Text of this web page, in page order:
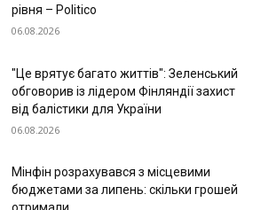
рівня – Politico
06.08.2026
"Це врятує багато життів": Зеленський
обговорив із лідером Фінляндії захист
від балістики для України
06.08.2026
Мінфін розрахувався з місцевими
бюджетами за липень: скільки грошей